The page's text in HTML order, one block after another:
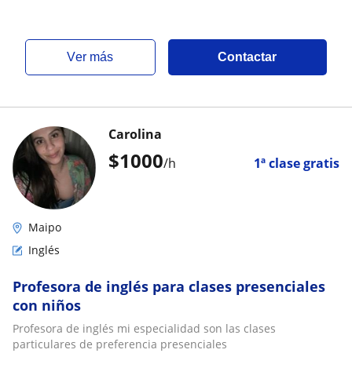
ver más Contactar
$1000/h 1ª clase gratis
Carolina
Maipo
Inglés
Profesora de inglés para clases presenciales
con niños
Profesora de inglés mi especialidad son las clases
particulares de preferencia presenciales